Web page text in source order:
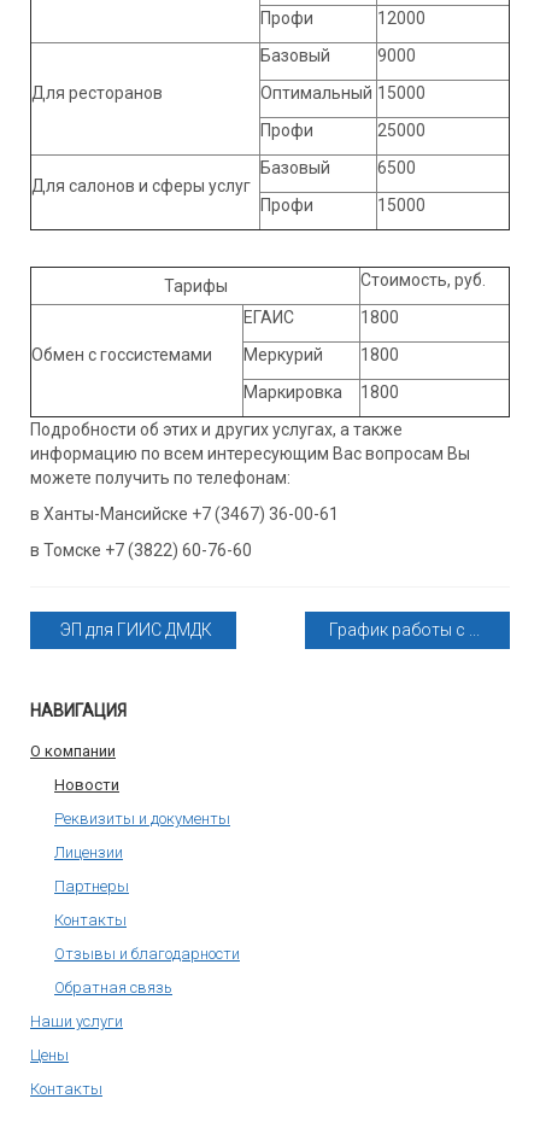
Профи
12000
Для ресторанов
Базовый
9000
Оптимальный 15000
Профи
25000
Для салонов и сферы услуг
Базовый
6500
Профи
15000
Тарифы Стоимость, руб.
Обмен с госсистемами
ЕГАИС
1800
Меркурий
1800
Маркировка
1800
Подробности об этих и других услугах, а также
информацию по всем интересующим Вас вопросам Вы
можете получить по телефонам:
в Ханты-Мансийске +7 (3467) 36-00-61
в Томске +7 (3822) 60-76-60
ЭП для ГИИС ДМДК График работы с ...
НАВИГАЦИЯ
О компании
Новости
Реквизиты и документы
Лицензии
Партнеры
Контакты
Отзывы и благодарности
Обратная связь
Наши услуги
Цены
Контакты